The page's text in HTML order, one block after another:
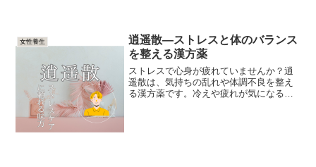
女性養生
逍遥散—ストレスと体のバランス
を整える漢方薬
ストレスで心身が疲れていませんか？逍
遥散は、気持ちの乱れや体調不良を整え
る漢方薬です。冷えや疲れが気になる時